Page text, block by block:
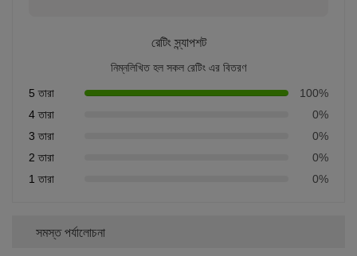
রেটিং স্ন্যাপশট
নিম্নলিখিত হল সকল রেটিং এর বিতরণ
5 তারা
100%
4 তারা
0%
3 তারা
0%
2 তারা
0%
1 তারা
0%
সমস্ত পর্যালোচনা